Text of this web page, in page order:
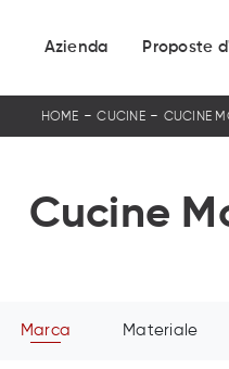
Azienda Proposte
HOME -CUCINE- CUCINE
Cucine
Marca Materiale